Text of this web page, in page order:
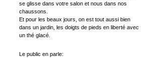
se glisse dans votre salon et nous dans nos
chaussons.
Et pour les beaux jours, on est tout aussi bien
dans un jardin, les doigts de pieds en liberté avec
un thé glacé.
Le public en parle: